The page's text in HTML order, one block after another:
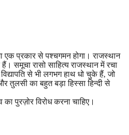
एक प्रकार से पश्चगमन होगा। राजस्थान
समूचा रासो साहित्य राजस्थान में रचा
से भी लगभग हाथ धो चुके हैं, जो
तुलसी का बहुत बड़ा हिस्सा हिन्दी से
पुरज़ोर विरोध करना चाहिए।